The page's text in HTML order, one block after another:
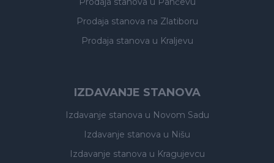
Prodaja stanova na Zlatiboru
Prodaja stanova u Kraljevu
IZDAVANJE STANOVA
Izdavanje stanova u Novom Sadu
Izdavanje stanova u Nišu
Izdavanje stanova u Kragujevcu